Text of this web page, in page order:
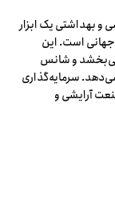
و بهداشتی یک ابزار
جهانی است. این
می‌بخشد و شانس
سرمایه‌گذاری
آرایشی و